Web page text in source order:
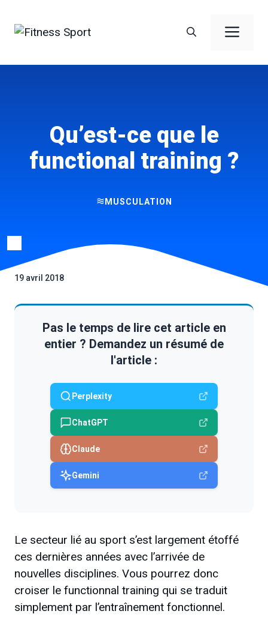
Qu’est-ce que le
functional training ?
MUSCULATION
19 avril 2018
Pas le temps de lire cet article en
entier ? Demandez un résumé de
l'article :
Perplexity
ChatGPT
Claude
Gemini
Le secteur lié au sport s’est largement étoffé
ces dernières années avec l’arrivée de
nouvelles disciplines. Vous pourrez donc
croiser le functionnal training qui se traduit
simplement par l’entraînement fonctionnel.